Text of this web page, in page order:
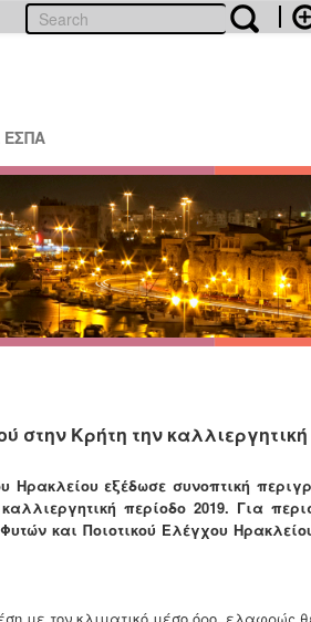
ΕΣΠΑ
στην Κρήτη την καλλιεργητική
Ηρακλείου εξέδωσε συνοπτική
περίοδο 2019. Για
και Ποιοτικού Ελέγχου